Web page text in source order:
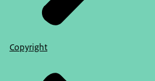
Copyright